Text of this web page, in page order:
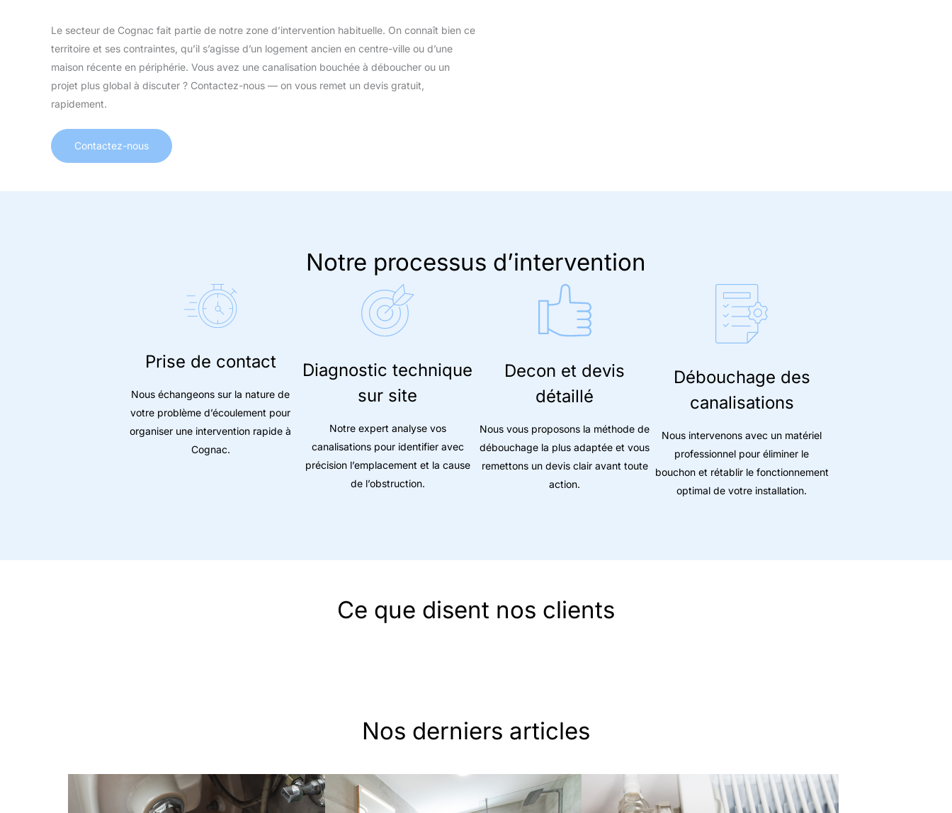
Le secteur de Cognac fait partie de notre zone d’intervention habituelle. On connaît bien ce
territoire et ses contraintes, qu’il s’agisse d’un logement ancien en centre-ville ou d’une
maison récente en périphérie. Vous avez une canalisation bouchée à déboucher ou un
projet plus global à discuter ? Contactez-nous — on vous remet un devis gratuit,
rapidement.
Contactez-nous
Notre processus d’intervention
Prise de contact
Nous échangeons sur la nature de
votre problème d’écoulement pour
organiser une intervention rapide à
Cognac.
Diagnostic technique
sur site
Notre expert analyse vos
canalisations pour identifier avec
précision l’emplacement et la cause
de l’obstruction.
Decon et devis
détaillé
Nous vous proposons la méthode de
débouchage la plus adaptée et vous
remettons un devis clair avant toute
action.
Débouchage des
canalisations
Nous intervenons avec un matériel
professionnel pour éliminer le
bouchon et rétablir le fonctionnement
optimal de votre installation.
Ce que disent nos clients
Nos derniers articles